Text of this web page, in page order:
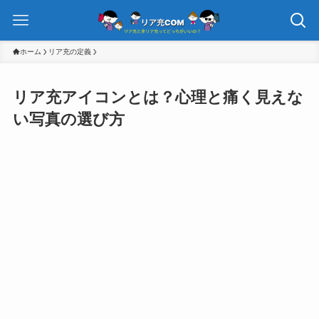
ホーム リア充の定義
リア充アイコンとは？心理と痛く見えな
い写真の選び方